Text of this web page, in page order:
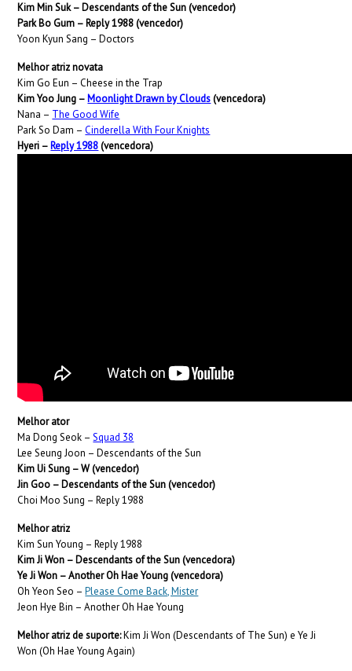
Kim Min Suk – Descendants of the Sun (vencedor)
Park Bo Gum – Reply 1988 (vencedor)
Yoon Kyun Sang – Doctors
Melhor atriz novata
Kim Go Eun – Cheese in the Trap
Kim Yoo Jung – Moonlight Drawn by Clouds(vencedora)
Nana – The Good Wife
Park So Dam –Cinderella With Four Knights
Hyeri – Reply 1988(vencedora)
Melhor ator
Ma Dong Seok –Squad 38
Lee Seung Joon – Descendants of the Sun
Kim Ui Sung – W (vencedor)
Jin Goo – Descendants of the Sun (vencedor)
Choi Moo Sung – Reply 1988
Melhor atriz
Kim Sun Young – Reply 1988
Kim Ji Won – Descendants of the Sun (vencedora)
Ye Ji Won – Another Oh Hae Young (vencedora)
Oh Yeon Seo –Please Come Back, Mister
Jeon Hye Bin – Another Oh Hae Young
Melhor atriz de suporte:Kim Ji Won (Descendants of The Sun) e Ye Ji
Won (Oh Hae Young Again)